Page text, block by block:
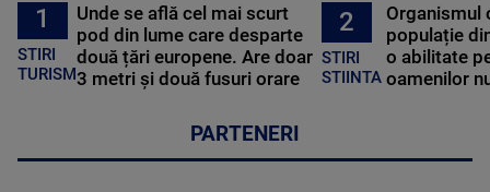
1
STIRI
TURISM
Unde se află cel mai scurt
pod din lume care desparte
două țări europene. Are doar
3 metri și două fusuri orare
2
STIRI
STIINTA
Organismul
populație
o abilitate
oamenilor
PARTENERI